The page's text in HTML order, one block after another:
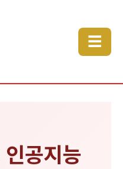
☰
공지능